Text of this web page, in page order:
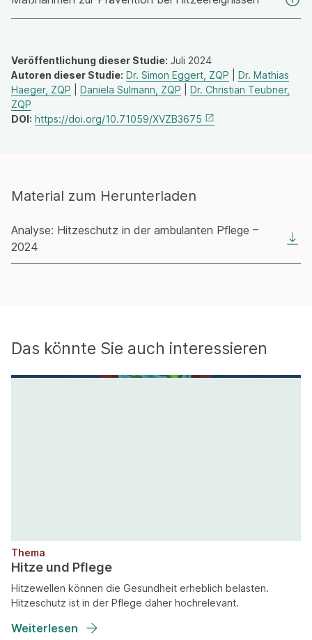
Veröffentlichung dieser Studie: Juli 2024
Autoren dieser Studie: Dr. Simon Eggert, ZQP
Dr. Mathias
Haeger, ZQP
Daniela Sulmann, ZQP
Dr. Christian Teubner,
ZQP
DOI: https://doi.org/10.71059/XVZB3675
Material zum Herunterladen
Analyse: Hitzeschutz in der ambulanten Pflege –
2024
Das könnte Sie auch interessieren
Thema
Hitze und Pflege
Hitzewellen können die Gesundheit erheblich belasten.
Hitzeschutz ist in der Pflege daher hochrelevant.
Weiterlesen